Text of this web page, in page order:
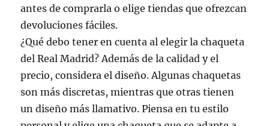
antes de comprarla o elige tiendas que ofrezcan
devoluciones fáciles.
¿Qué debo tener en cuenta al elegir la chaqueta
del Real Madrid? Además de la calidad y el
precio, considera el diseño. Algunas chaquetas
son más discretas, mientras que otras tienen
un diseño más llamativo. Piensa en tu estilo